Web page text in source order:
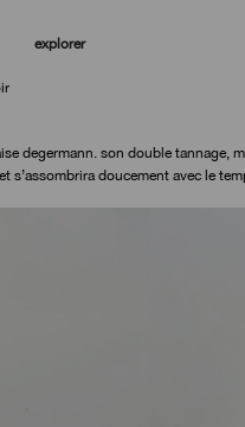
explorer
degermann. son double tannage,
s’assombrira doucement avec le